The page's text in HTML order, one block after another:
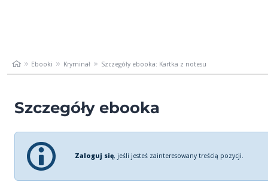
Ebooki Kryminał Szczegóły ebooka: Kartka z notesu
Szczegóły ebooka
Zaloguj się, jeśli jesteś zainteresowany treścią pozycji.